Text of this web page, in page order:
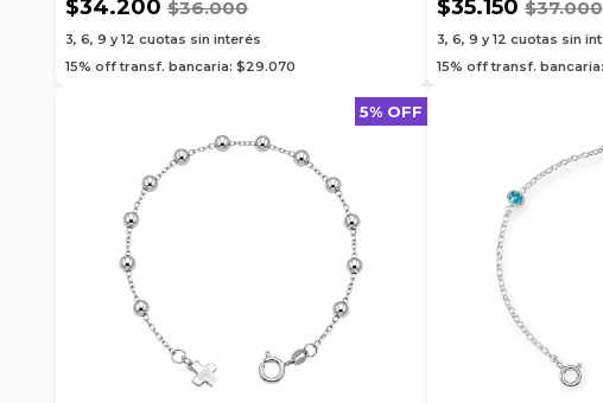
$34.200 $36.000
3, 6, 9 y 12 cuotas sin interés
15% off transf. bancaria: $29.070
$35.150$37.000
3, 6, 9 y 12 cuotas sin
15% off transf.
5% OFF